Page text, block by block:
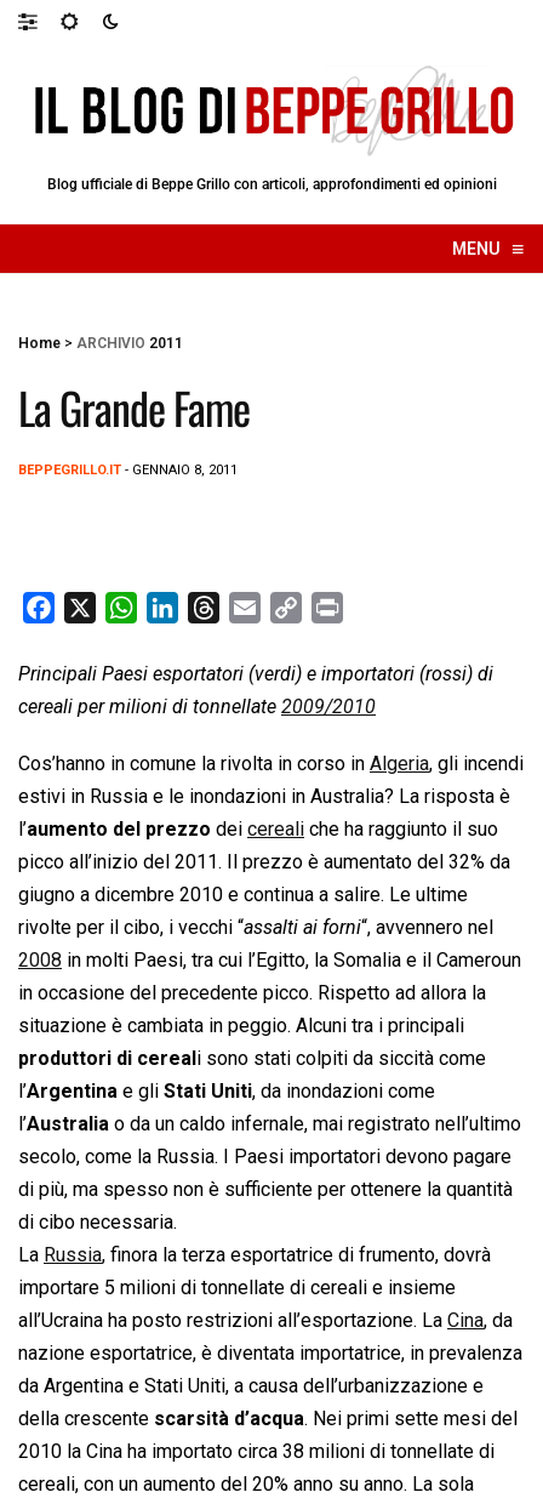
Blog ufficiale di Beppe Grillo con articoli, approfondimenti ed opinioni
MENU ≡
☰
Home > ARCHIVIO 2011
La Grande Fame
BEPPEGRILLO.IT - GENNAIO 8, 2011
c
e
o
o
k
W
a
t
A
p
p
n
k
d
I
n
r
e
d
s
a
i
p
y
i
n
k
i
n
Principali Paesi esportatori (verdi) e importatori (rossi) di
cereali per milioni di tonnellate 2009/2010
Cos’hanno in comune la rivolta in corso in Algeria, gli incendi
estivi in Russia e le inondazioni in Australia? La risposta è
l’aumento del prezzo dei cereali che ha raggiunto il suo
picco all’inizio del 2011. Il prezzo è aumentato del 32% da
giugno a dicembre 2010 e continua a salire. Le ultime
rivolte per il cibo, i vecchi “assalti ai forni“, avvennero nel
2008 in molti Paesi, tra cui l’Egitto, la Somalia e il Cameroun
in occasione del precedente picco. Rispetto ad allora la
situazione è cambiata in peggio. Alcuni tra i principali
produttori di cereal i sono stati colpiti da siccità come
l’Argentina e gli Stati Uniti, da inondazioni come
l’Australia o da un caldo infernale, mai registrato nell’ultimo
secolo, come la Russia. I Paesi importatori devono pagare
di più, ma spesso non è sufficiente per ottenere la quantità
di cibo necessaria.
La Russia, finora la terza esportatrice di frumento, dovrà
importare 5 milioni di tonnellate di cereali e insieme
all’Ucraina ha posto restrizioni all’esportazione. La Cina, da
nazione esportatrice, è diventata importatrice, in prevalenza
da Argentina e Stati Uniti, a causa dell’urbanizzazione e
della crescente scarsità d’acqua. Nei primi sette mesi del
2010 la Cina ha importato circa 38 milioni di tonnellate di
cereali, con un aumento del 20% anno su anno. La sola